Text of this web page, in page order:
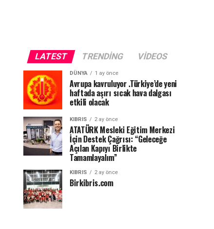
LATEST TRENDING VIDEOS
DÜNYA 1 ay önce
Avrupa kavruluyor .Türkiye’de yeni
haftada aşırı sıcak hava dalgası
etkili olacak
KIBRIS 2 ay önce
ATATÜRK Mesleki Eğitim Merkezi
İçin Destek Çağrısı: “Geleceğe
Açılan Kapıyı Birlikte
Tamamlayalım”
KIBRIS 2 ay önce
Birkibris.com